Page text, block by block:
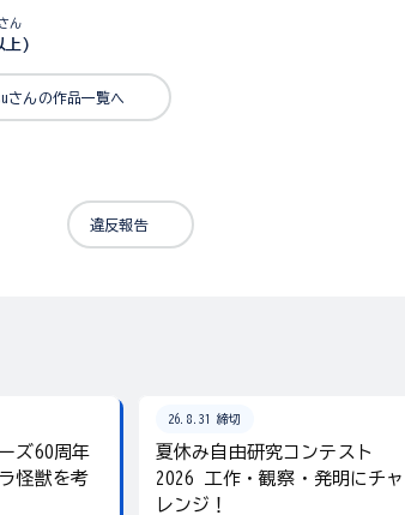
ん
上)
さんの作品一覧へ
違反報告
ズ60周年
怪獣を考
26.8.31 締切
夏休み自由研究コンテスト
2026 工作・観察・発明にチャ
レンジ！